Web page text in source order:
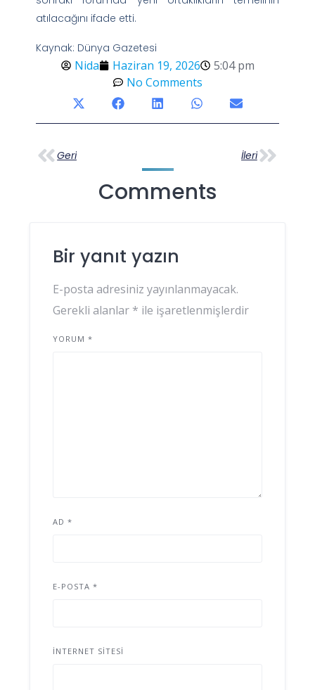
atılacağını ifade etti.
Kaynak: Dünya Gazetesi
Nida Haziran 19, 2026
5:04 pm
No Comments
Geri İleri
Comments
Bir yanıt yazın
E-posta adresiniz yayınlanmayacak.
Gerekli alanlar * ile işaretlenmişlerdir
YORUM *
AD *
E-POSTA *
İNTERNET SITESI